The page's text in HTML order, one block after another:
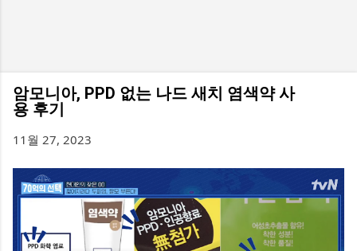
암모니아, PPD 없는 나드 새치 염색약 사
용 후기
11월 27, 2023